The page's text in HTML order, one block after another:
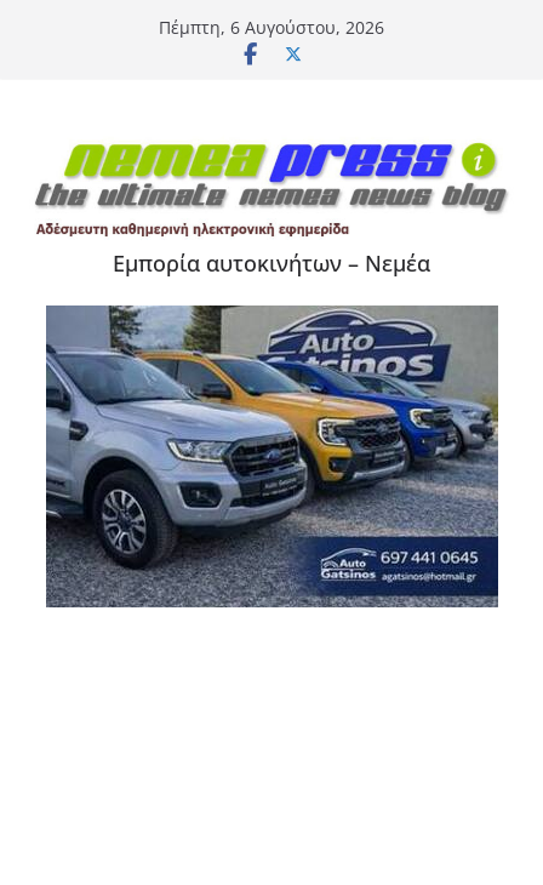
Πέμπτη, 6 Αυγούστου, 2026
Εμπορία αυτοκινήτων – Νεμέα